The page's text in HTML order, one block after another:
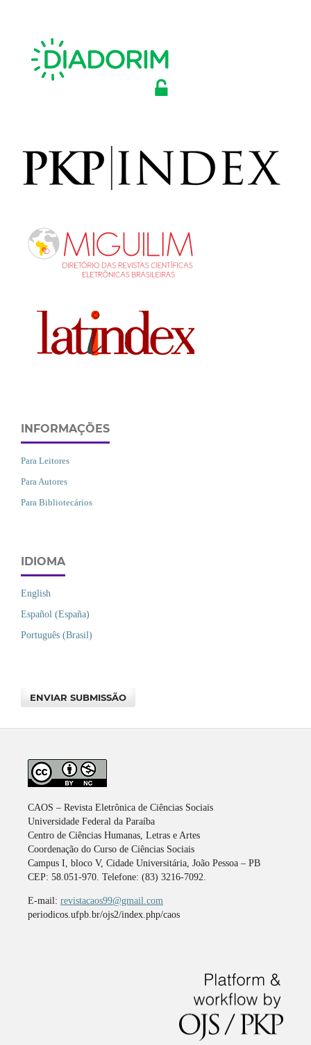
INFORMAÇÕES
Para Leitores
Para Autores
Para Bibliotecários
IDIOMA
English
Español (España)
Português (Brasil)
ENVIAR SUBMISSÃO
CAOS – Revista Eletrônica de Ciências Sociais
Universidade Federal da Paraíba
Centro de Ciências Humanas, Letras e Artes
Coordenação do Curso de Ciências Sociais
Campus I, bloco V, Cidade Universitária, João Pessoa – PB
CEP: 58.051-970. Telefone: (83) 3216-7092.
E-mail: revistacaos99@gmail.com
periodicos.ufpb.br/ojs2/index.php/caos